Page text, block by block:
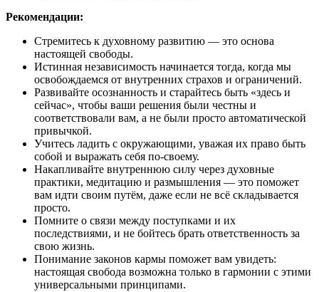
Рекомендации:
Стремитесь к духовному развитию — это основа
настоящей свободы.
Истинная независимость начинается тогда, когда мы
освобождаемся от внутренних страхов и ограничений.
Развивайте осознанность и старайтесь быть «здесь и
сейчас», чтобы ваши решения были честны и
соответствовали вам, а не были просто автоматической
привычкой.
Учитесь ладить с окружающими, уважая их право быть
собой и выражать себя по-своему.
Накапливайте внутреннюю силу через духовные
практики, медитацию и размышления — это поможет
вам идти своим путём, даже если не всё складывается
просто.
Помните о связи между поступками и их
последствиями, и не бойтесь брать ответственность за
свою жизнь.
Понимание законов кармы поможет вам увидеть:
настоящая свобода возможна только в гармонии с этими
универсальными принципами.